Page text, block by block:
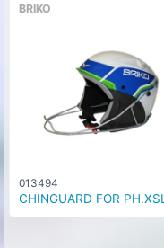
BRIKO
013494
CHINGUARD FOR PH.XSL